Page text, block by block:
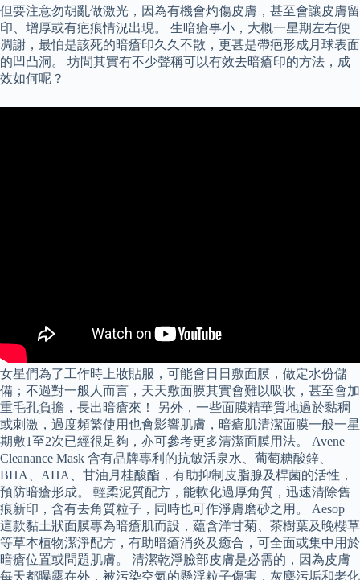
但要注意勿胡亂做激光，因為有機會灼傷皮膚，甚至會讓皮膚留
印、增厚或有疤痕情況出現。 生暗瘡事小，大概一星期左右便
凋謝，最怕是該死的暗瘡印久久不散，更甚是帶疤形成月球表面
的凹凸洞。 坊間其實有不少聲稱可以有效去暗瘡印的方法，成
效如何呢？
女星們為了工作時上妝貼服，可能會日日敷面膜，做定水份儲
備；不過對一般人而言，天天敷面膜其實會難以吸收，甚至會加
重毛孔負擔，長出暗瘡來！ 另外，一些面膜精華質地過於黏稠
或刺激，過度頻繁使用也會影響肌膚，暗瘡肌清潔面膜一般一星
期敷1至2次已經很足夠，亦可參考更多清潔面膜用法。 Avene
Cleanance Mask 含有品牌專利的抗敏活泉水、葡萄糖酸鋅、
BHA、AHA、甘油月桂酸酯，有助抑制皮脂腺及桿菌的活性，
預防暗瘡形成。 輕柔泥質配方，能軟化過厚角質，迅速清除舊
痕新印，含有去角質粒子，同時也可作淨膚磨砂之用。 Aesop
這款黏土狀面膜專為暗瘡肌而設，藴含洋甘菊、茶樹葉及晚櫻草
等草本植物潔淨配方，有助暗瘡消炎及癒合，可全面或集中用於
暗瘡位置或問題肌膚。 清潔乾淨臉部皮膚是必需的，因為皮膚
每天都曝露在外，被污染空氣的懸浮粒子傷害，灰塵污垢和老化